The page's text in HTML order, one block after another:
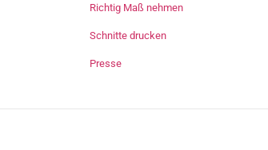
Richtig Maß nehmen
Schnitte drucken
Presse